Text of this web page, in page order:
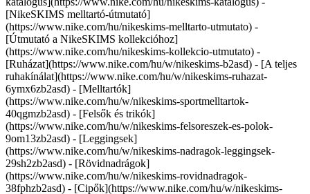
[NikeSKIMS melltartó-útmutató]
(https://www.nike.com/hu/nikeskims-melltarto-utmutato) -
[Útmutató a NikeSKIMS kollekcióhoz]
(https://www.nike.com/hu/nikeskims-kollekcio-utmutato) -
[Ruházat](https://www.nike.com/hu/w/nikeskims-b2asd) - [A teljes
ruhakínálat](https://www.nike.com/hu/w/nikeskims-ruhazat-
6ymx6zb2asd) - [Melltartók]
(https://www.nike.com/hu/w/nikeskims-sportmelltartok-
40qgmzb2asd) - [Felsők és trikók]
(https://www.nike.com/hu/w/nikeskims-felsoreszek-es-polok-
9om13zb2asd) - [Leggingsek]
(https://www.nike.com/hu/w/nikeskims-nadragok-leggingsek-
29sh2zb2asd) - [Rövidnadrágok]
(https://www.nike.com/hu/w/nikeskims-rovidnadragok-
38fphzb2asd) - [Cipők](https://www.nike.com/hu/w/nikeskims-